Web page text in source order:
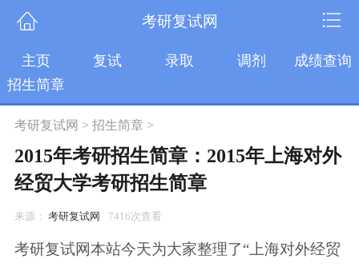
考研复试网
主页 复试 录取 调剂
成绩查询
招生简章
考研复试网 > 招生简章>
2015年考研招生简章：2015年上海对外
经贸大学考研招生简章
来源： 考研复试网 7416次查看
考研复试网本站今天为大家整理了“上海对外经贸